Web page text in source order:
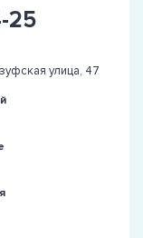
25
улица, 47